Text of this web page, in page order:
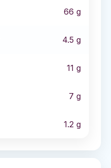
66 g
4.5 g
11 g
7 g
1.2 g